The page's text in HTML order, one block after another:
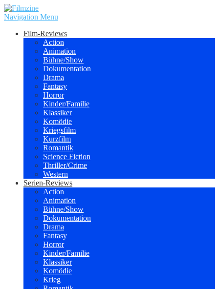
Navigation Menu
Film-Reviews
Action
Animation
Bühne/Show
Dokumentation
Drama
Fantasy
Horror
Kinder/Familie
Klassiker
Komödie
Kriegsfilm
Kurzfilm
Romantik
Science Fiction
Thriller/Crime
Western
Serien-Reviews
Action
Animation
Bühne/Show
Dokumentation
Drama
Fantasy
Horror
Kinder/Familie
Klassiker
Komödie
Krieg